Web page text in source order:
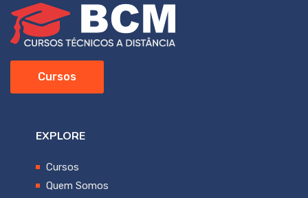
Cursos
EXPLORE
Cursos
Quem Somos